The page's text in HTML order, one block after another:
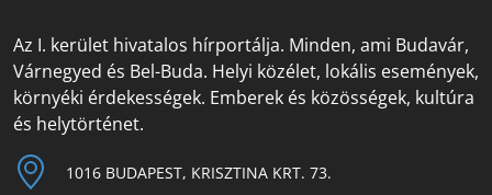
Az I. kerület hivatalos hírportálja. Minden, ami Budavár,
Várnegyed és Bel-Buda. Helyi közélet, lokális események,
környéki érdekességek. Emberek és közösségek, kultúra
és helytörténet.
1016 BUDAPEST, KRISZTINA KRT. 73.